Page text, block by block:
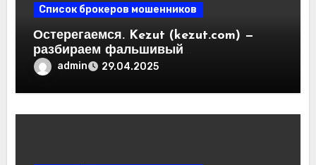
Список брокеров мошенников
Остерегаемся. Kezut (kezut.com) —
разбираем фальшивый
криптовалютный обменник. Как
пользователей
admin 29.04.2025